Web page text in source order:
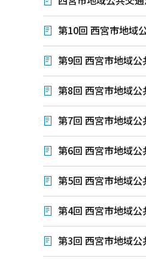
第10回 西宮市地域
第9回 西宮市地域
第8回 西宮市地域
第7回 西宮市地域
第6回 西宮市地域
第5回 西宮市地域
第4回 西宮市地域
第3回 西宮市地域